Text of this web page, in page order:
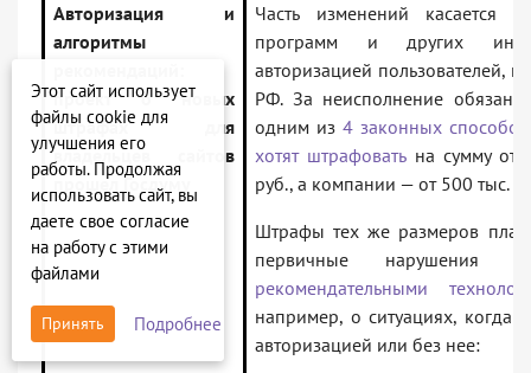
Авторизация и
алгоритмы
проект о новых
штрафах для
владельцев сайтов
прошел Госдуму
Часть изменений касается
программ и других
авторизацией пользователей,
РФ. За неисполнение
одним из 4 законных способов
хотят штрафоватьна сумму от
руб., а компании — от 500 тыс.
Штрафы тех же размеров
первичные нарушения
рекомендательными
например, о ситуациях, когда
авторизацией или без нее:
Этот сайт использует
файлы cookie для
улучшения его
работы. Продолжая
использовать сайт, вы
даете свое согласие
на работу с этими
файлами
Принять Подробнее